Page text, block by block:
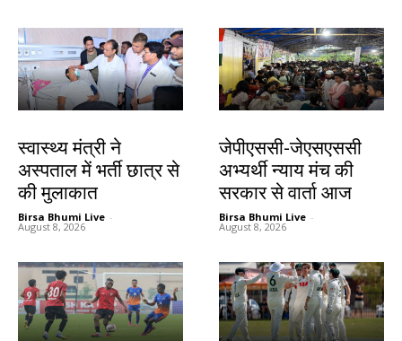
स्वास्थ्य मंत्री ने
अस्पताल में भर्ती छात्र से
की मुलाकात
Birsa Bhumi Live -
August 8, 2026
जेपीएससी-जेएसएससी
अभ्यर्थी न्याय मंच की
सरकार से वार्ता आज
Birsa Bhumi Live -
August 8, 2026